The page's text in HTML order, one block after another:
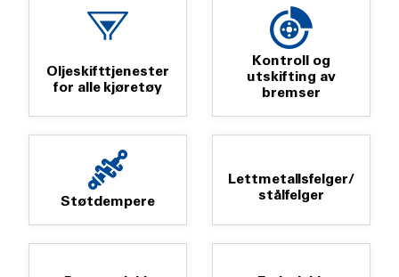
Oljeskifttjenester
for alle kjøretøy
Kontroll og
utskifting av
bremser
Støtdempere
Lettmetallsfelger/
stålfelger